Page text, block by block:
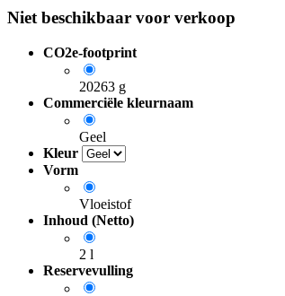
Niet beschikbaar voor verkoop
CO2e-footprint
20263 g
Commerciële kleurnaam
Geel
Kleur
Vorm
Vloeistof
Inhoud (Netto)
2 l
Reservevulling